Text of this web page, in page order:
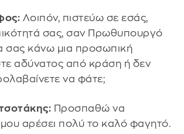
Λοιπόν, πιστεύω σε εσάς,
σας, σαν Πρωθυπουργό
σας κάνω μια προσωπική
αδύνατος από κράση ή δεν
να φάτε;
Προσπαθώ να
μου αρέσει πολύ το καλό φαγητό.